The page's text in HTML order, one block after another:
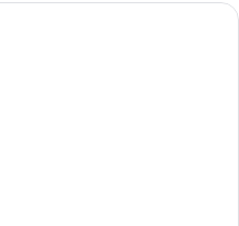
Ein Hotelzimmer mit zwei Betten,